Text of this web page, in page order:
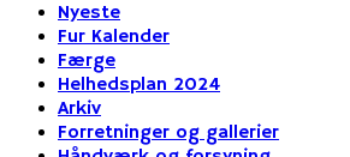
Nyeste
Fur Kalender
Færge
Helhedsplan 2024
Arkiv
Forretninger og gallerier